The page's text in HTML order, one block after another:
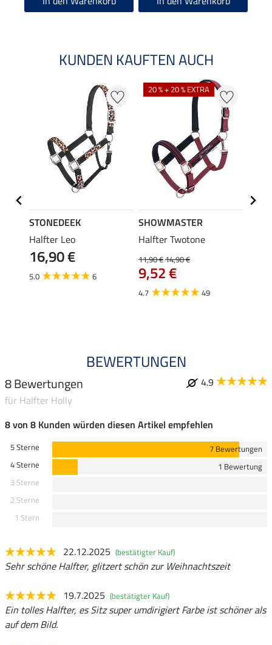
KUNDEN KAUFTEN AUCH
STONEDEEK
Halfter Leo
16,90 €
5.0 6
20 % + 20 % EXTRA
SHOWMASTER
Halfter Twotone
11,90 €14,90 €
9,52 €
4.7 49
BEWERTUNGEN
8 Bewertungen
4.9
für Halfter Holly
8 von 8 Kunden würden diesen Artikel empfehlen
5 Sterne
7 Bewertungen
4 Sterne
1 Bewertung
3 Sterne
2 Sterne
1 Stern
22.12.2025 (bestätigter Kauf)
Sehr schöne Halfter, glitzert schön zur Weihnachtszeit
19.7.2025 (bestätigter Kauf)
Ein tolles Halfter, es Sitz super umdirigiert Farbe ist schöner als
auf dem Bild.